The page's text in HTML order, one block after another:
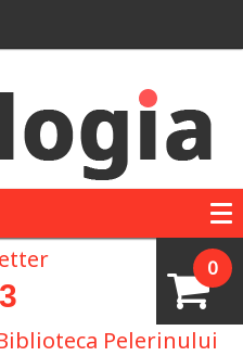
0
Pelerinului